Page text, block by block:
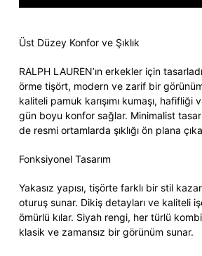
Üst Düzey Konfor ve Şıklık
RALPH LAUREN’ın erkekler için
örme tişört, modern ve zarif bir
kaliteli pamuk karışımı kumaşı, hafifliği
gün boyu konfor sağlar. Minimalist
de resmi ortamlarda şıklığı ön plana
Fonksiyonel Tasarım
Yakasız yapısı, tişörte farklı bir stil
oturuş sunar. Dikiş detayları ve kaliteli
ömürlü kılar. Siyah rengi, her türlü
klasik ve zamansız bir görünüm sunar.